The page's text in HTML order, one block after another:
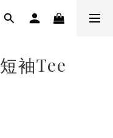
袖Tee